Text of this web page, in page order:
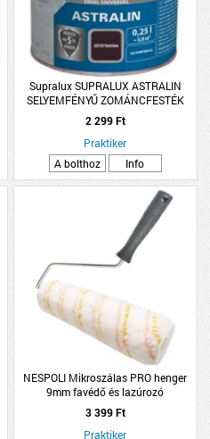
Supralux SUPRALUX ASTRALIN
SELYEMFÉNYŰ ZOMÁNCFESTÉK
0,25L SÖTÉTBARNA
2 299 Ft
Praktiker
A bolthoz
Info
NESPOLI Mikroszálas PRO henger
9mm favédő és lazúrozó
3 399 Ft
Praktiker